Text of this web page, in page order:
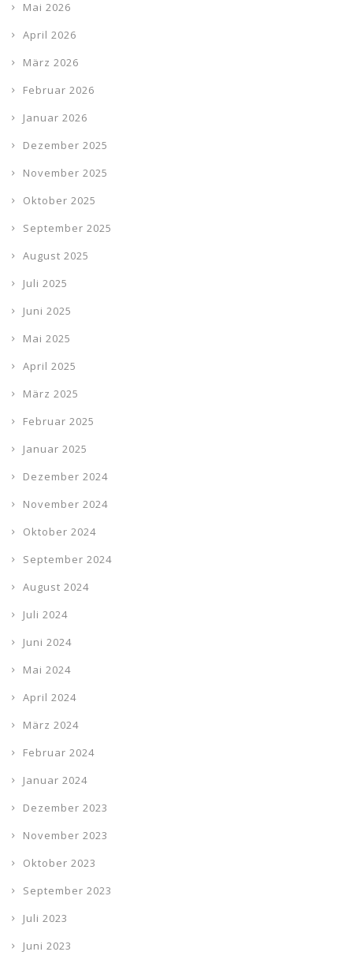
Mai 2026
April 2026
März 2026
Februar 2026
Januar 2026
Dezember 2025
November 2025
Oktober 2025
September 2025
August 2025
Juli 2025
Juni 2025
Mai 2025
April 2025
März 2025
Februar 2025
Januar 2025
Dezember 2024
November 2024
Oktober 2024
September 2024
August 2024
Juli 2024
Juni 2024
Mai 2024
April 2024
März 2024
Februar 2024
Januar 2024
Dezember 2023
November 2023
Oktober 2023
September 2023
Juli 2023
Juni 2023